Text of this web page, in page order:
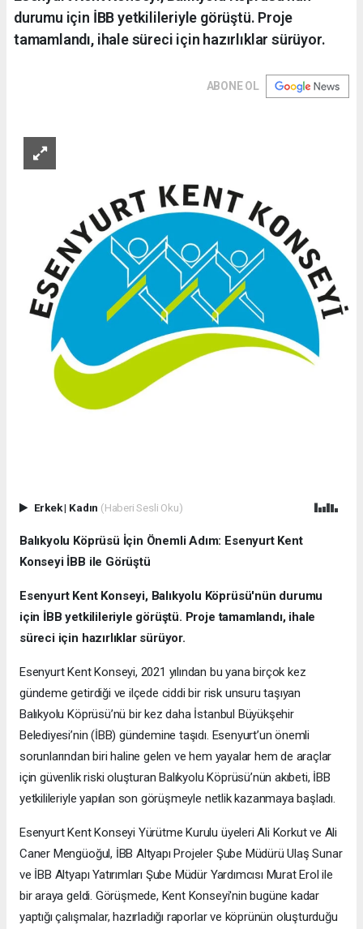
durumu için İBB yetkilileriyle görüştü. Proje
tamamlandı, ihale süreci için hazırlıklar sürüyor.
ABONE OL
Erkek| Kadın (Haberi Sesli Oku)
Balıkyolu Köprüsü İçin Önemli Adım: Esenyurt Kent
Konseyi İBB ile Görüştü
Esenyurt Kent Konseyi, Balıkyolu Köprüsü'nün durumu
için İBB yetkilileriyle görüştü. Proje tamamlandı, ihale
süreci için hazırlıklar sürüyor.
Esenyurt Kent Konseyi, 2021 yılından bu yana birçok kez
gündeme getirdiği ve ilçede ciddi bir risk unsuru taşıyan
Balıkyolu Köprüsü’nü bir kez daha İstanbul Büyükşehir
Belediyesi’nin (İBB) gündemine taşıdı. Esenyurt’un önemli
sorunlarından biri haline gelen ve hem yayalar hem de araçlar
için güvenlik riski oluşturan Balıkyolu Köprüsü’nün akıbeti, İBB
yetkilileriyle yapılan son görüşmeyle netlik kazanmaya başladı.
Esenyurt Kent Konseyi Yürütme Kurulu üyeleri Ali Korkut ve Ali
Caner Mengüoğul, İBB Altyapı Projeler Şube Müdürü Ulaş Sunar
ve İBB Altyapı Yatırımları Şube Müdür Yardımcısı Murat Erol ile
bir araya geldi. Görüşmede, Kent Konseyi'nin bugüne kadar
yaptığı çalışmalar, hazırladığı raporlar ve köprünün oluşturduğu